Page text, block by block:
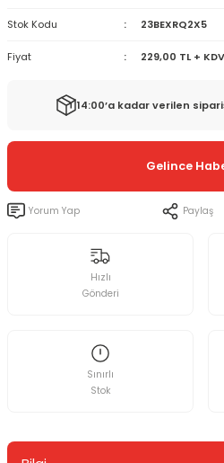
Stok Kodu 23BEXRQ2X5
Fiyat 229,00 TL + KDV
14:00’a kadar verilen
Gelince
Yorum Yap Paylaş
Hızlı
Gönderi
Sınırlı
Stok